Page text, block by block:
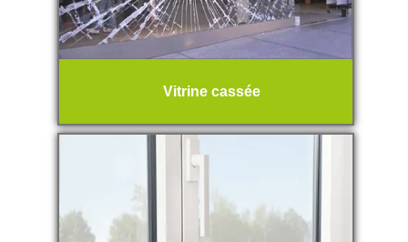
Vitrine cassée